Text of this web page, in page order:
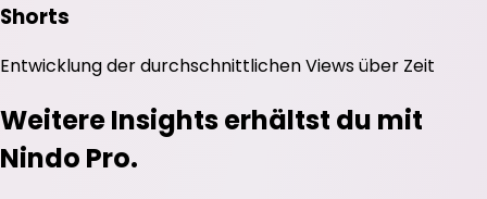
Shorts
Entwicklung der durchschnittlichenViewsüber Zeit
Weitere Insights erhältst du mit
Nindo Pro.